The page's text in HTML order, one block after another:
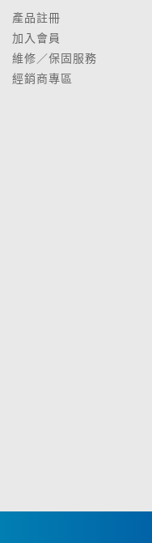
產品註冊
加入會員
維修／保固服務
經銷商專區